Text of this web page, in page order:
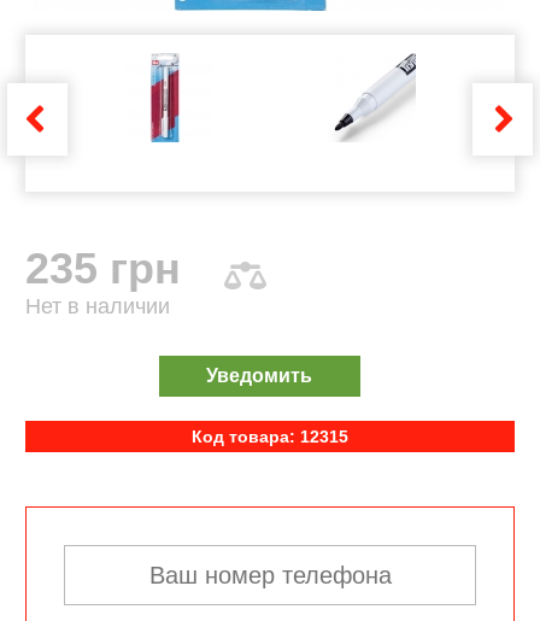
235 грн
Нет в наличии
Уведомить
Код товара: 12315